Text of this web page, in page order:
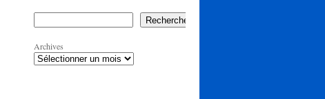
Rechercher
Archives